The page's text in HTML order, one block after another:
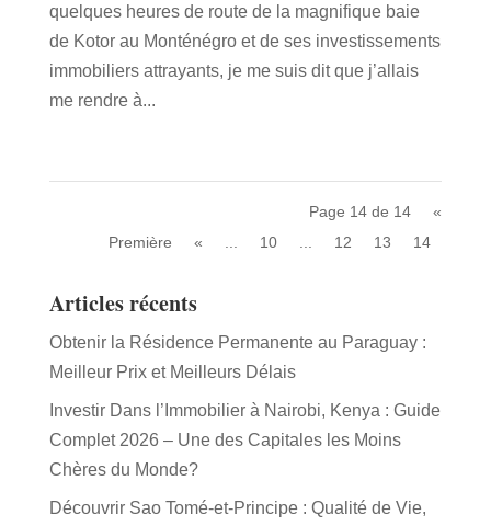
quelques heures de route de la magnifique baie
de Kotor au Monténégro et de ses investissements
immobiliers attrayants, je me suis dit que j’allais
me rendre à...
Page 14 de 14
«
Première
« 10 12 13 14
Articles récents
Obtenir la Résidence Permanente au Paraguay :
Meilleur Prix et Meilleurs Délais
Investir Dans l’Immobilier à Nairobi, Kenya : Guide
Complet 2026 – Une des Capitales les Moins
Chères du Monde?
Découvrir Sao Tomé-et-Principe : Qualité de Vie,